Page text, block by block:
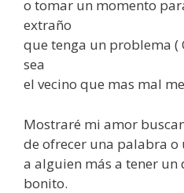
o tomar un momento
extraño
que tenga un problema
sea
el vecino que mas mal
Mostraré mi amor
de ofrecer una palabra
a alguien más a tener un
bonito.